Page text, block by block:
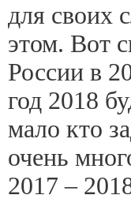
для своих
этом. Вот
России в
год 2018
мало кто
очень
2017 –